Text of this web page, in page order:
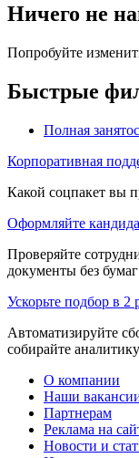
Ничего не
Попробуйте
Быстрые
Полная
Корпоративная
Какой соцпакет вы
Оформляйте
Проверяйте
документы без
Ускорьте подбор в 2
Автоматизируйте
собирайте
О компании
Наши
Партнерам
Реклама на
Новости и